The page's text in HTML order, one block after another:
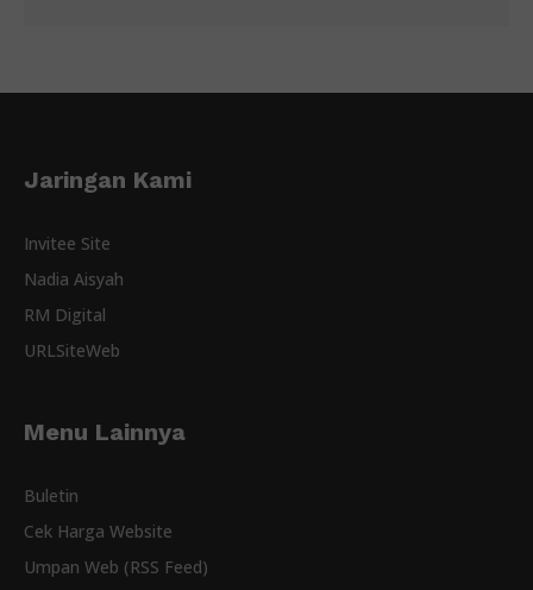
Jaringan Kami
Invitee Site
Nadia Aisyah
RM Digital
URLSiteWeb
Menu Lainnya
Buletin
Cek Harga Website
Umpan Web (RSS Feed)